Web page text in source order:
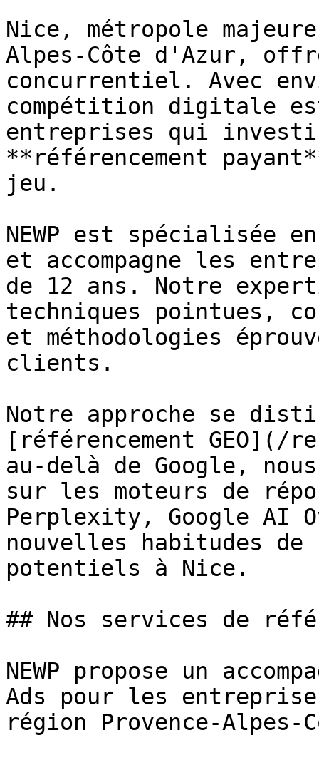
Nice, métropole
Alpes-Côte d'Azur,
concurrentiel. Avec
compétition digitale
entreprises qui
**référencement
jeu.
NEWP est spécialisée
et accompagne les
de 12 ans. Notre
techniques pointues,
et méthodologies
clients.
Notre approche se
[référencement GEO](/
au-delà de Google,
sur les moteurs de
Perplexity, Google AI
nouvelles habitudes
potentiels à Nice.
## Nos services de
NEWP propose un
Ads pour les
région Provence-